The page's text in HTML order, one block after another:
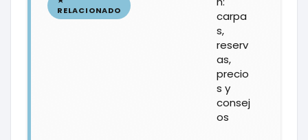
carpa
s,
reserv
as,
precio
s y
consej
os